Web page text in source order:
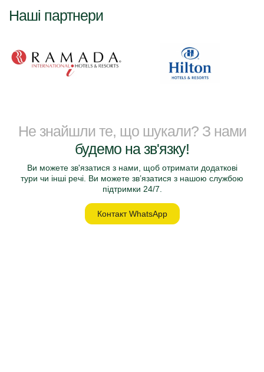
Наші партнери
Не знайшли те, що шукали? З нами
будемо на зв'язку!
Ви можете зв'язатися з нами, щоб отримати додаткові
тури чи інші речі. Ви можете зв’язатися з нашою службою
підтримки 24/7.
Контакт WhatsApp